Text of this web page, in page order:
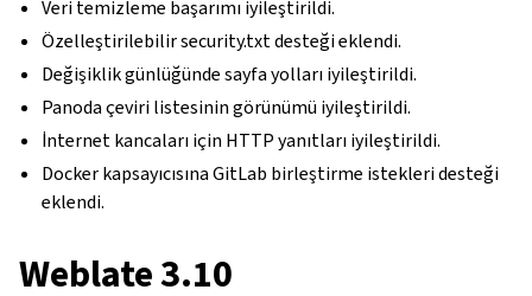
Veri temizleme başarımı iyileştirildi.
Özelleştirilebilir security.txt desteği eklendi.
Değişiklik günlüğünde sayfa yolları iyileştirildi.
Panoda çeviri listesinin görünümü iyileştirildi.
İnternet kancaları için HTTP yanıtları iyileştirildi.
Docker kapsayıcısına GitLab birleştirme istekleri desteği
eklendi.
Weblate 3.10